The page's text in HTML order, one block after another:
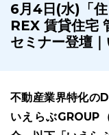
賃貸仲介
業務向け機能
6月4日(水)「
REX 賃貸住宅
セミナー登壇
不動産業界特化の
いえらぶGROUP